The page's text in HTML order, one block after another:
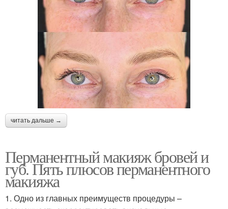
читать дальше →
Перманентный макияж бровей и
губ. Пять плюсов перманентного
макияжа
1. Одно из главных преимуществ процедуры –